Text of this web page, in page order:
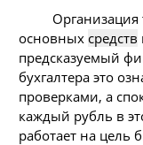
Организация
основных средств
предсказуемый
бухгалтера это
проверками, а
каждый рубль в
работает на цель